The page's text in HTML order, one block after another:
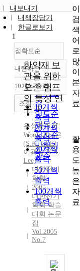
내보내기
내책장담기
한글로보기
정확도순
정확도
순
인기도
순
연도순
제목순
저자순
발행기
관순
내림차순
내림차순
10개씩 출력
10개씩
출력
20개씩
출력
30개씩
출력
50개씩
출력
100개씩
출력
조회
1
한약재 보
관을 위한
오존 램프
의 특성 연
구 Ⅰ
우성훈(S.H.
Woo),이상근
(S.K. LEE),
이광식(K.S.
Lee)
대한전기
학회
2005
대한전기
학회 학술
대회 논문
집
Vol.2005
No.7
이
검
색
어
로
많
이
본
자
료
활
용
도
높
은
자
료